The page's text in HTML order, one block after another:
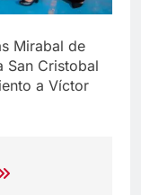
Mirabal de
San Cristobal
a Víctor